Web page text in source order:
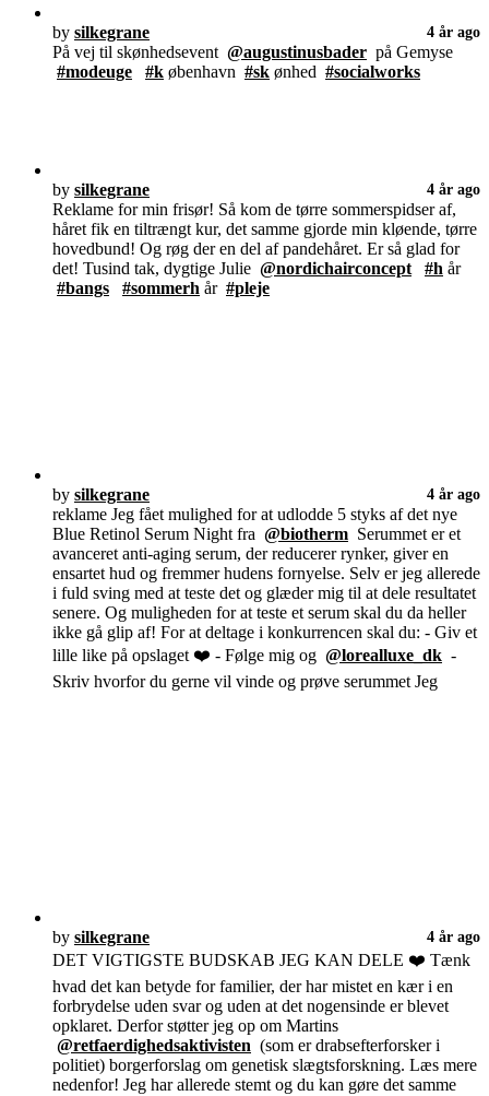
by silkegrane 4 år ago
På vej til skønhedsevent @augustinusbader på Gemyse
#modeuge
#k øbenhavn #sk ønhed #socialworks
by silkegrane 4 år ago
Reklame for min frisør! Så kom de tørre sommerspidser af,
håret fik en tiltrængt kur, det samme gjorde min kløende, tørre
hovedbund! Og røg der en del af pandehåret. Er så glad for
det! Tusind tak, dygtige Julie @nordichairconcept #h år
#bangs
#sommerh år #pleje
by silkegrane 4 år ago
reklame Jeg fået mulighed for at udlodde 5 styks af det nye
Blue Retinol Serum Night fra @biotherm Serummet er et
avanceret anti-aging serum, der reducerer rynker, giver en
ensartet hud og fremmer hudens fornyelse. Selv er jeg allerede
i fuld sving med at teste det og glæder mig til at dele resultatet
senere. Og muligheden for at teste et serum skal du da heller
ikke gå glip af! For at deltage i konkurrencen skal du: - Giv et
lille like på opslaget ❤️ - Følge mig og @lorealluxe_dk -
Skriv hvorfor du gerne vil vinde og prøve serummet Jeg
by silkegrane 4 år ago
DET VIGTIGSTE BUDSKAB JEG KAN DELE ❤️ Tænk
hvad det kan betyde for familier, der har mistet en kær i en
forbrydelse uden svar og uden at det nogensinde er blevet
opklaret. Derfor støtter jeg op om Martins
@retfaerdighedsaktivisten (som er drabsefterforsker i
politiet) borgerforslag om genetisk slægtsforskning. Læs mere
nedenfor! Jeg har allerede stemt og du kan gøre det samme